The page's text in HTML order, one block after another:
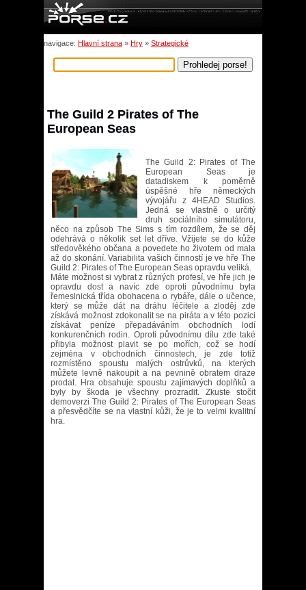
navigace: Hlavní strana » Hry » Strategické
The Guild 2 Pirates of The
European Seas
The Guild 2: Pirates of The
European Seas je
datadiskem k poměrně
úspěšné hře německých
vývojářu z 4HEAD Studios.
Jedná se vlastně o určitý
druh sociálního simulátoru,
něco na způsob The Sims s tím rozdílem, že se děj
odehrává o několik set let dříve. Vžijete se do kůže
středověkého občana a povedete ho životem od mala
až do skonání. Variabilita vašich činností je ve hře The
Guild 2: Pirates of The European Seas opravdu veliká.
Máte možnost si vybrat z různých profesí, ve hře jich je
opravdu dost a navíc zde oproti původnímu byla
řemeslnická třída obohacena o rybáře, dále o učence,
který se může dát na dráhu léčitele a zloděj zde
získává možnost zdokonalit se na piráta a v této pozici
získávat peníze přepadáváním obchodních lodí
konkurenčních rodin. Oproti původnímu dílu zde také
přibyla možnost plavit se po mořích, což se hodí
zejména v obchodních činnostech, je zde totiž
rozmístěno spoustu malých ostrůvků, na kterých
můžete levně nakoupit a na pevnině obratem draze
prodat. Hra obsahuje spoustu zajímavých doplňků a
byly by škoda je všechny prozradit. Zkuste stočit
demoverzi The Guild 2: Pirates of The European Seas
a přesvědčíte se na vlastní kůži, že je to velmi kvalitní
hra.